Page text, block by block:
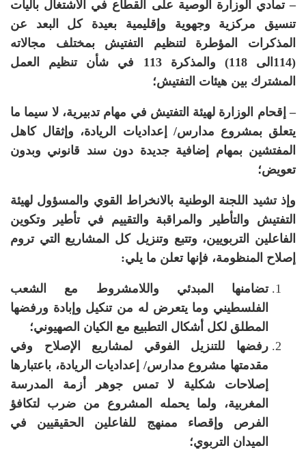
– تمادي الوزارة الوصية على القطاع في الاشتغال بآليات
تنسيق مركزية وجهوية وإقليمية بعيدة كل البعد عن
المذكرات المؤطرة لتنظيم التفتيش بمختلف مجالاته
(114الى 118) والمذكرة 113 في شأن تنظيم العمل
المشترك بين هيئات التفتيش؛
– إقحام الوزارة لهيئة التفتيش في مهام تدبيرية، لا سيما ما
يتعلق بمشروع مدارس/ إعداديات الريادة، وإثقال كاهل
المفتشين بمهام إضافية جديدة دون سند قانوني وبدون
تعويض؛
وإذ تشيد اللجنة الوطنية بالانخراط القوي والمسؤول لهيئة
التفتيش والتأطير والمراقبة والتقييم في تأطير وتكوين
الفاعلين التربويين، وتتبع وتنزيل كل المشاريع التي تروم
إصلاح المنظومة، فإنها تعلن ما يلي:
تضامنها
المبدئي واللامشروط مع الشعب
الفلسطيني وما يتعرض له من تنكيل وإبادة ورفضها
المطلق لكل أشكال التطبيع مع الكيان الصهيوني؛
رفضها للتنزيل الفوقي لمشاريع الإصلاح وفي
مقدمتها مشروع مدارس/ إعداديات الريادة، باعتبارها
إصلاحات شكلية لا تمس جوهر أزمة المدرسة
المغربية، ولما يحمله المشروع من ضرب لتكافؤ
الفرص وإقصاء ممنهج للفاعلين الحقيقيين في
الميدان التربوي؛